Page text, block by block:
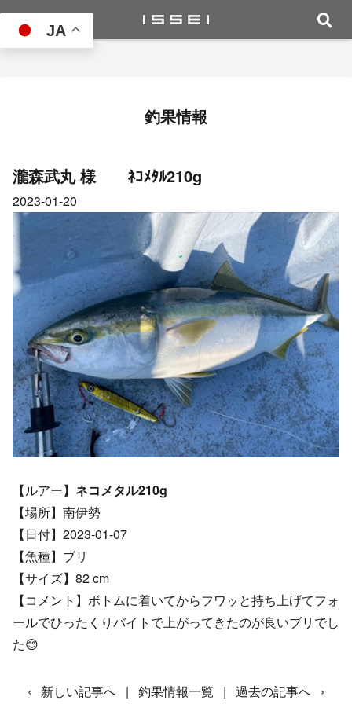
JA
釣果情報
瀧森武丸 様 ﾈｺﾒﾀﾙ210g
2023-01-20
【ルアー】 ネコメタル210g
【場所】南伊勢
【日付】2023-01-07
【魚種】ブリ
【サイズ】82 cm
【コメント】ボトムに着いてからフワッと持ち上げてフォ
ールでひったくりバイトで上がってきたのが良いブリでし
た😊
‹ 新しい記事へ | 釣果情報一覧 | 過去の記事へ ›